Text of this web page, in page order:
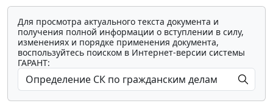
Для просмотра актуального текста документа и
получения полной информации о вступлении в силу,
изменениях и порядке применения документа,
воспользуйтесь поиском в Интернет-версии системы
ГАРАНТ: